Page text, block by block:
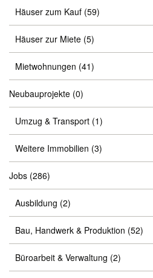
Häuser zum Kauf (59)
Häuser zur Miete (5)
Mietwohnungen (41)
Neubauprojekte (0)
Umzug & Transport (1)
Weitere Immobilien (3)
Jobs (286)
Ausbildung (2)
Bau, Handwerk & Produktion (52)
Büroarbeit & Verwaltung (2)